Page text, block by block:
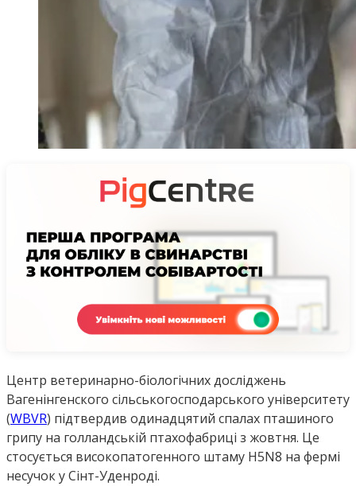
Центр ветеринарно-біологічних досліджень
Вагенінгенского сільськогосподарського університету
(WBVR) підтвердив одинадцятий спалах пташиного
грипу на голландській птахофабриці з жовтня. Це
стосується високопатогенного штаму H5N8 на фермі
несучок у Сінт-Уденроді.